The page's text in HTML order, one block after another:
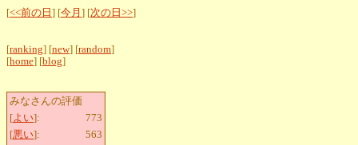
[<<前の日 ] [今月 ] [次の日>>]
[ranking] [new] [random]
[home] [blog]
みなさんの評価
[よい]:
773
[悪い]:
563